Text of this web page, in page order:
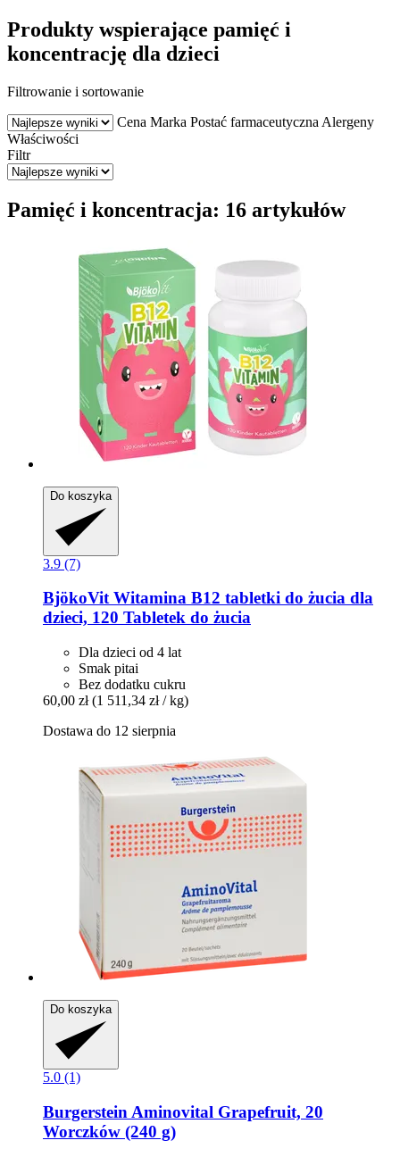
Produkty wspierające pamięć i
koncentrację dla dzieci
Filtrowanie i sortowanie
Cena Marka Postać farmaceutyczna Alergeny
Właściwości
Filtr
Pamięć i koncentracja: 16 artykułów
Do koszyka
3.9 (7)
BjökoVitWitamina B12 tabletki do żucia dla
dzieci, 120 Tabletek do żucia
Dla dzieci od 4 lat
Smak pitai
Bez dodatku cukru
60,00 zł (1 511,34 zł / kg)
Dostawa do 12 sierpnia
Do koszyka
5.0 (1)
Burgerstein Aminovital Grapefruit, 20
Worczków (240 g)